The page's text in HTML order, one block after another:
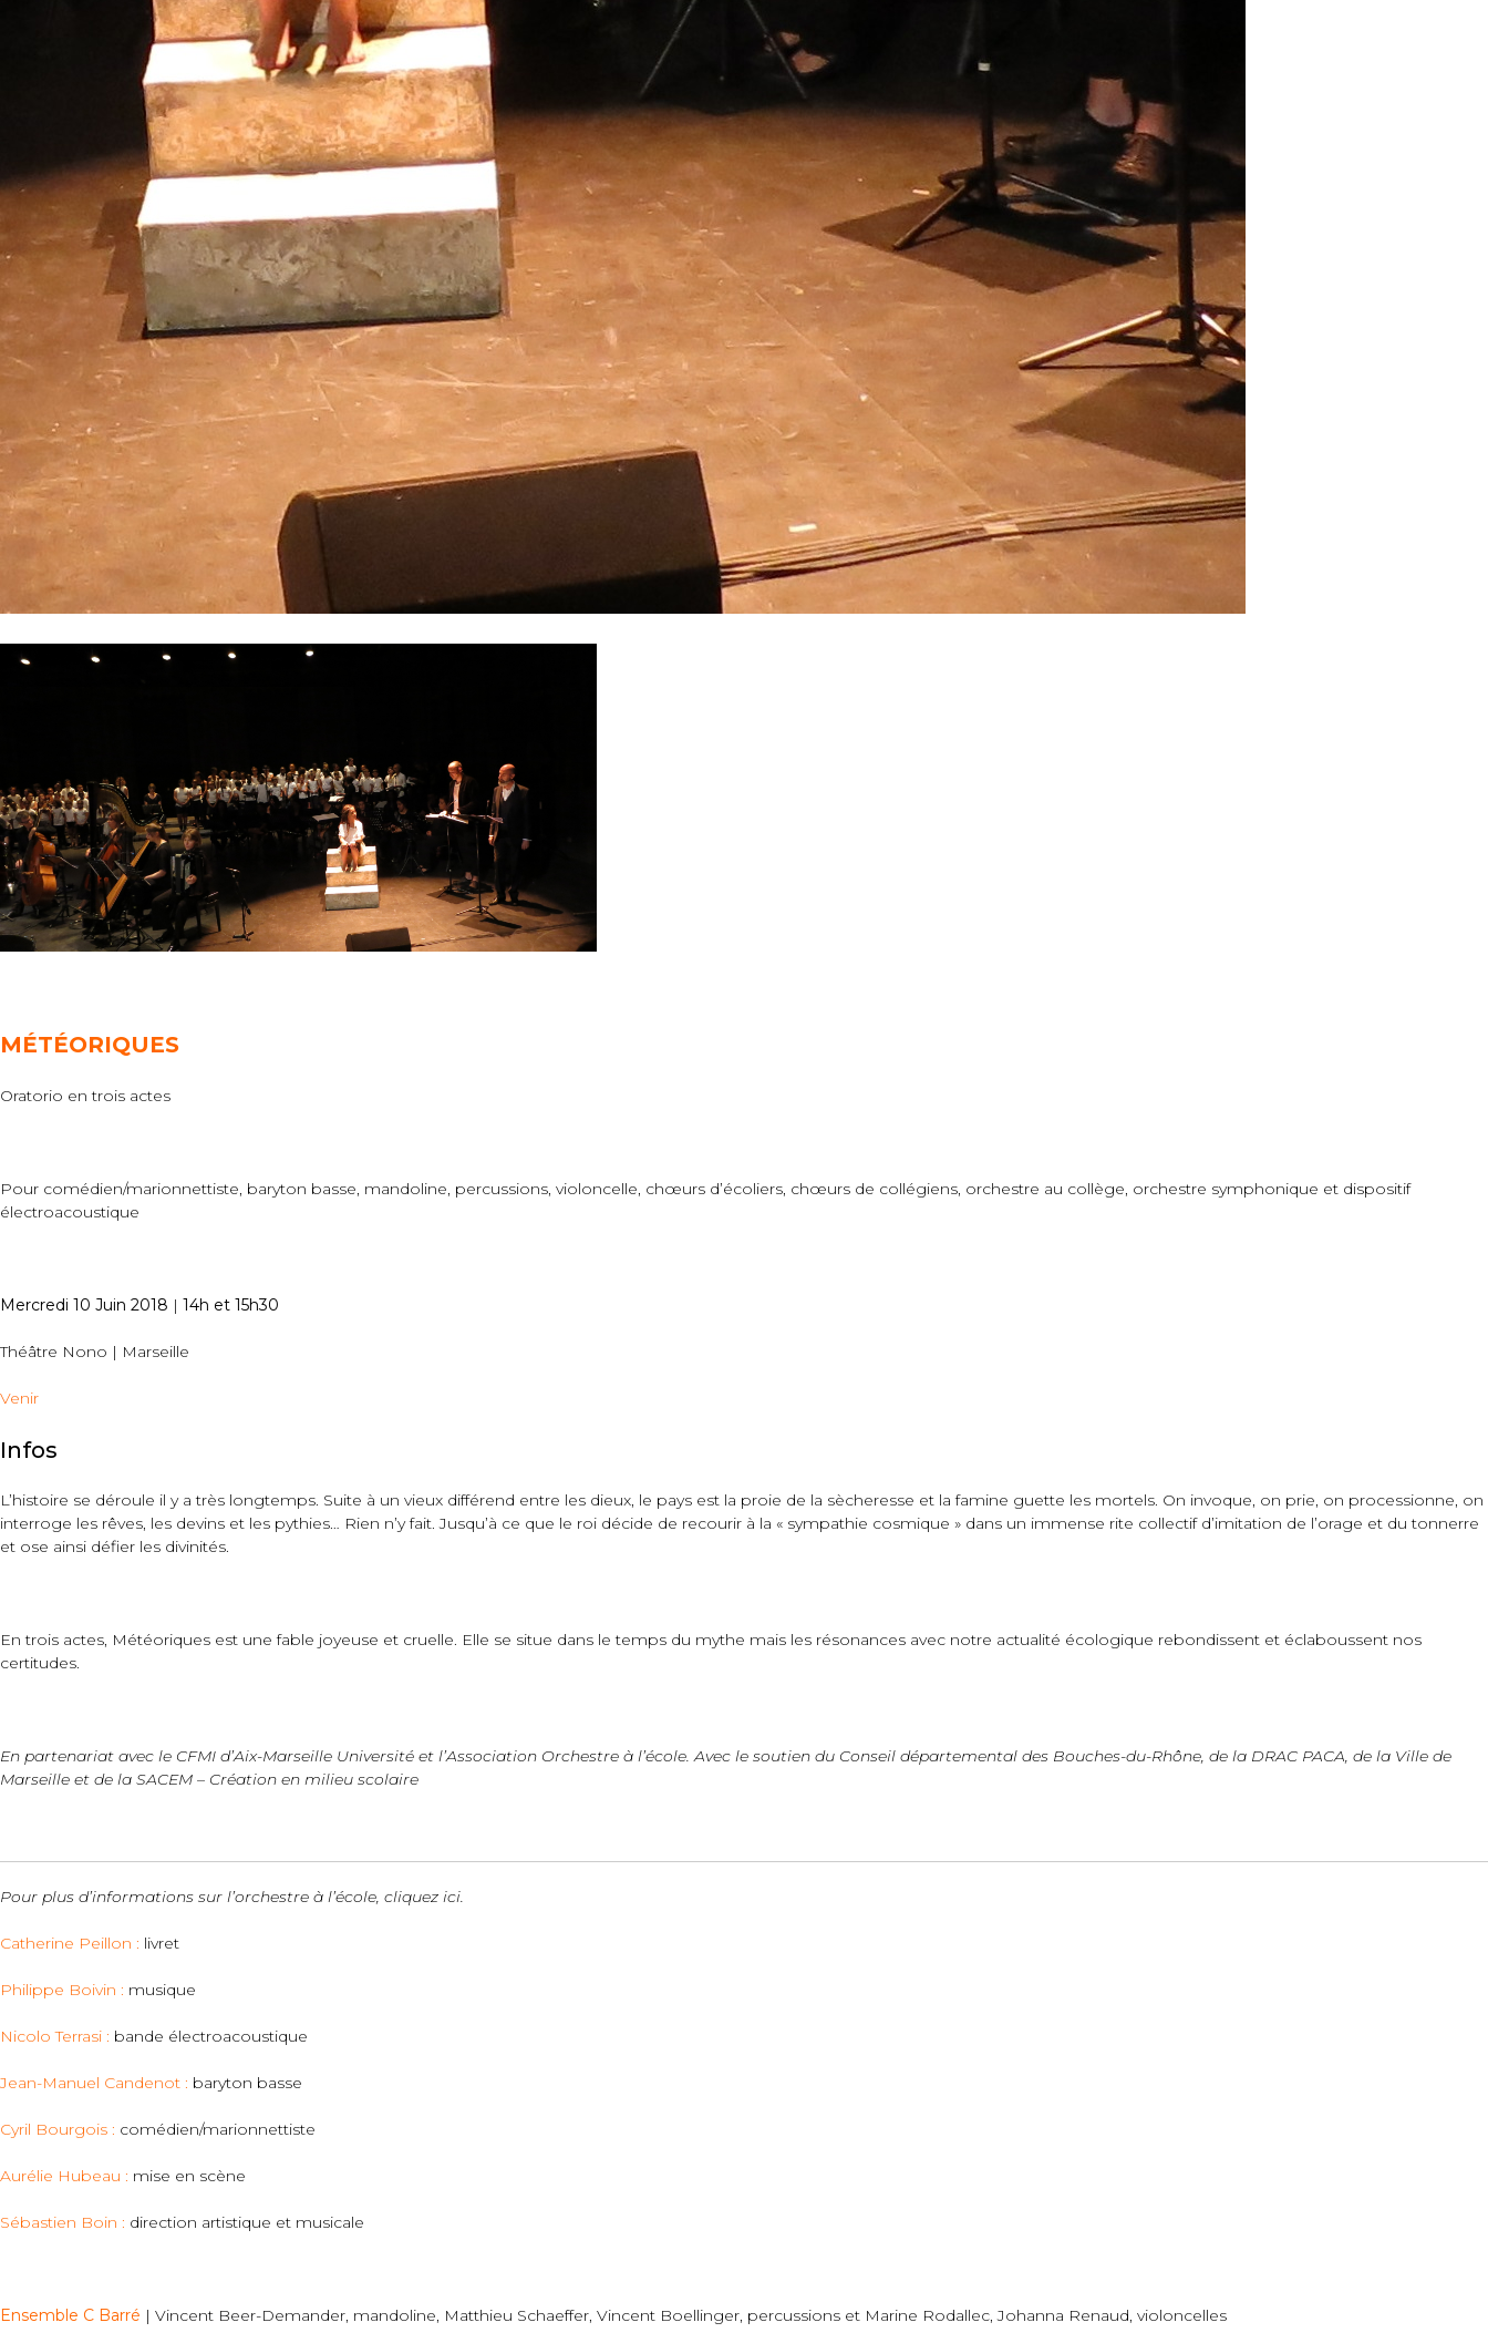
MÉTÉORIQUES
Oratorio en trois actes
Pour comédien/marionnettiste, baryton basse, mandoline, percussions, violoncelle, chœurs d’écoliers, chœurs de collégiens, orchestre au collège, orchestre symphonique et dispositif
électroacoustique
Mercredi 10 Juin 2018 | 14h et 15h30
Théâtre Nono | Marseille
Venir
Infos
L’histoire se déroule il y a très longtemps. Suite à un vieux différend entre les dieux, le pays est la proie de la sècheresse et la famine guette les mortels. On invoque, on prie, on processionne, on
interroge les rêves, les devins et les pythies… Rien n’y fait. Jusqu’à ce que le roi décide de recourir à la « sympathie cosmique » dans un immense rite collectif d’imitation de l’orage et du tonnerre
et ose ainsi défier les divinités.
En trois actes, Météoriques est une fable joyeuse et cruelle. Elle se situe dans le temps du mythe mais les résonances avec notre actualité écologique rebondissent et éclaboussent nos
certitudes.
En partenariat avec le CFMI d’Aix-Marseille Université et l’Association Orchestre à l’école. Avec le soutien du Conseil départemental des Bouches-du-Rhône, de la DRAC PACA, de la Ville de
Marseille et de la SACEM – Création en milieu scolaire
Pour plus d’informations sur l’orchestre à l’école, cliquez ici.
Catherine Peillon : livret
Philippe Boivin : musique
Nicolo Terrasi : bande électroacoustique
Jean-Manuel Candenot : baryton basse
Cyril Bourgois : comédien/marionnettiste
Aurélie Hubeau : mise en scène
Sébastien Boin : direction artistique et musicale
Ensemble C Barré | Vincent Beer-Demander, mandoline, Matthieu Schaeffer, Vincent Boellinger, percussions et Marine Rodallec, Johanna Renaud, violoncelles